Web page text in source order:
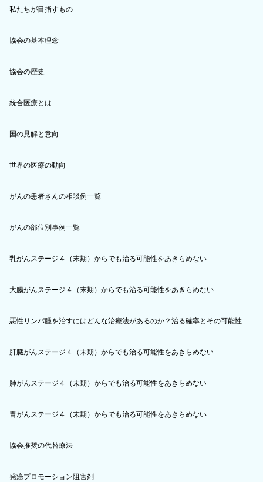
私たちが目指すもの
協会の基本理念
協会の歴史
統合医療とは
国の見解と意向
世界の医療の動向
がんの患者さんの相談例一覧
がんの部位別事例一覧
乳がんステージ４（末期）からでも治る可能性をあきらめない
大腸がんステージ４（末期）からでも治る可能性をあきらめない
悪性リンパ腫を治すにはどんな治療法があるのか？治る確率とその可能性
肝臓がんステージ４（末期）からでも治る可能性をあきらめない
肺がんステージ４（末期）からでも治る可能性をあきらめない
胃がんステージ４（末期）からでも治る可能性をあきらめない
協会推奨の代替療法
発癌プロモーション阻害剤